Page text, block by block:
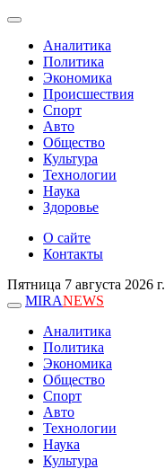
Аналитика
Политика
Экономика
Происшествия
Спорт
Авто
Общество
Культура
Технологии
Наука
Здоровье
О сайте
Контакты
Пятница 7 августа 2026 г.
MIRANEWS
Аналитика
Политика
Экономика
Общество
Спорт
Авто
Технологии
Наука
Культура